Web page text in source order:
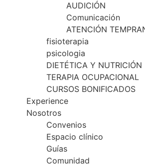
AUDICIÓN
Comunicación
ATENCIÓN
fisioterapia
psicologia
DIETÉTICA Y NUTRICIÓN
TERAPIA OCUPACIONAL
CURSOS BONIFICADOS
Experience
Nosotros
Convenios
Espacio clínico
Guías
Comunidad